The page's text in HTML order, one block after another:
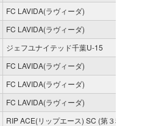
FC LAVIDA(ラヴィーダ)
FC LAVIDA(ラヴィーダ)
ジェフユナイテッド千葉U-15
FC LAVIDA(ラヴィーダ)
FC LAVIDA(ラヴィーダ)
FC LAVIDA(ラヴィーダ)
RIP ACE(リップエース) SC (第３種)